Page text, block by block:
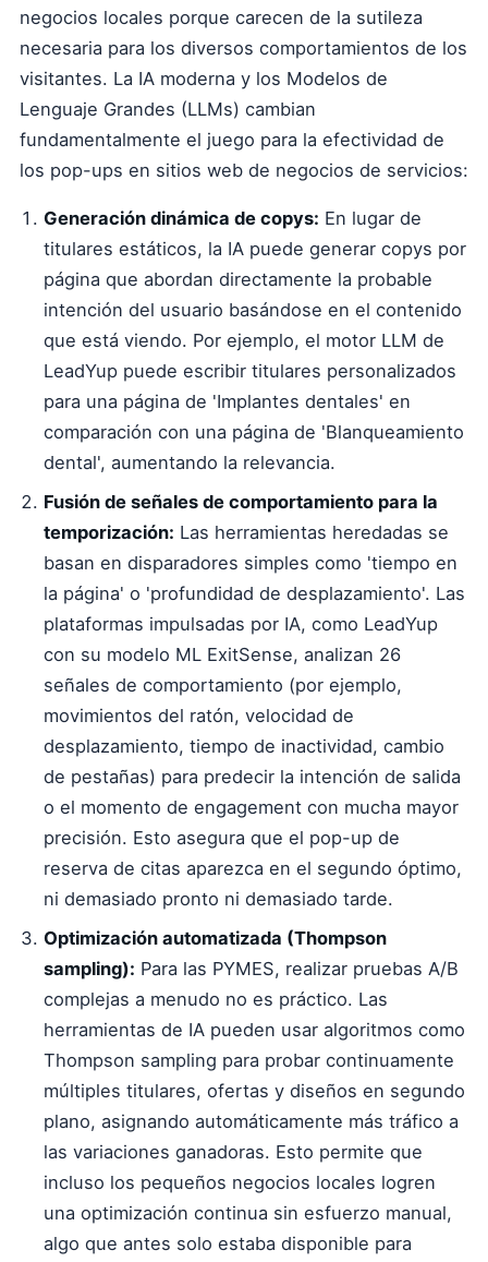
negocios locales porque carecen de la sutileza
necesaria para los diversos comportamientos de los
visitantes. La IA moderna y los Modelos de
Lenguaje Grandes (LLMs) cambian
fundamentalmente el juego para la efectividad de
los pop-ups en sitios web de negocios de servicios:
Generación dinámica de copys: En lugar de
titulares estáticos, la IA puede generar copys por
página que abordan directamente la probable
intención del usuario basándose en el contenido
que está viendo. Por ejemplo, el motor LLM de
LeadYup puede escribir titulares personalizados
para una página de 'Implantes dentales' en
comparación con una página de 'Blanqueamiento
dental', aumentando la relevancia.
Fusión de señales de comportamiento para la
temporización: Las herramientas heredadas se
basan en disparadores simples como 'tiempo en
la página' o 'profundidad de desplazamiento'. Las
plataformas impulsadas por IA, como LeadYup
con su modelo ML ExitSense, analizan 26
señales de comportamiento (por ejemplo,
movimientos del ratón, velocidad de
desplazamiento, tiempo de inactividad, cambio
de pestañas) para predecir la intención de salida
o el momento de engagement con mucha mayor
precisión. Esto asegura que el pop-up de
reserva de citas aparezca en el segundo óptimo,
ni demasiado pronto ni demasiado tarde.
Optimización automatizada (Thompson
sampling): Para las PYMES, realizar pruebas A/B
complejas a menudo no es práctico. Las
herramientas de IA pueden usar algoritmos como
Thompson sampling para probar continuamente
múltiples titulares, ofertas y diseños en segundo
plano, asignando automáticamente más tráfico a
las variaciones ganadoras. Esto permite que
incluso los pequeños negocios locales logren
una optimización continua sin esfuerzo manual,
algo que antes solo estaba disponible para